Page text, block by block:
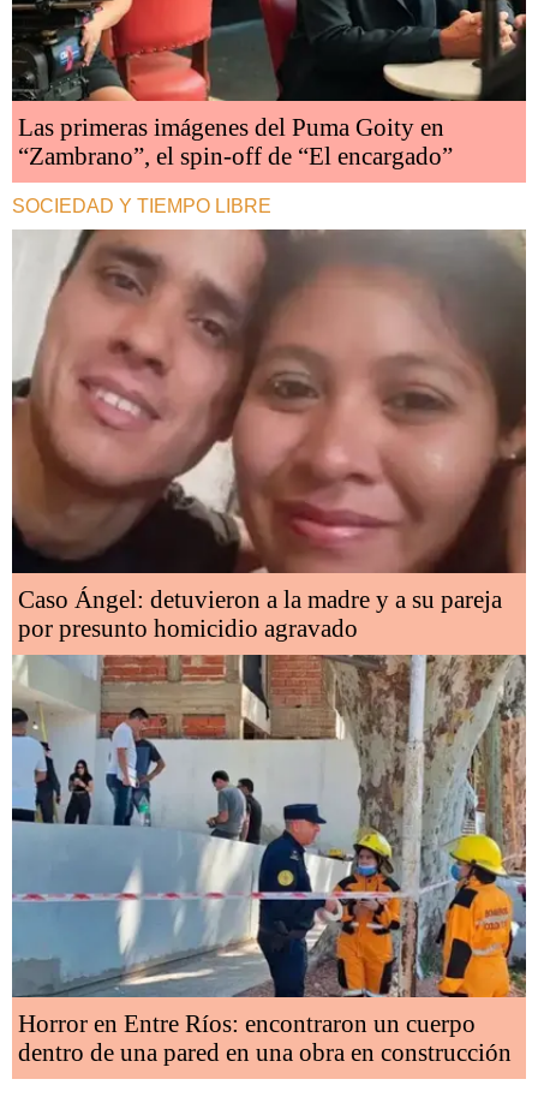
Las primeras imágenes del Puma Goity en
“Zambrano”, el spin-off de “El encargado”
SOCIEDAD Y TIEMPO LIBRE
Caso Ángel: detuvieron a la madre y a su pareja
por presunto homicidio agravado
Horror en Entre Ríos: encontraron un cuerpo
dentro de una pared en una obra en construcción